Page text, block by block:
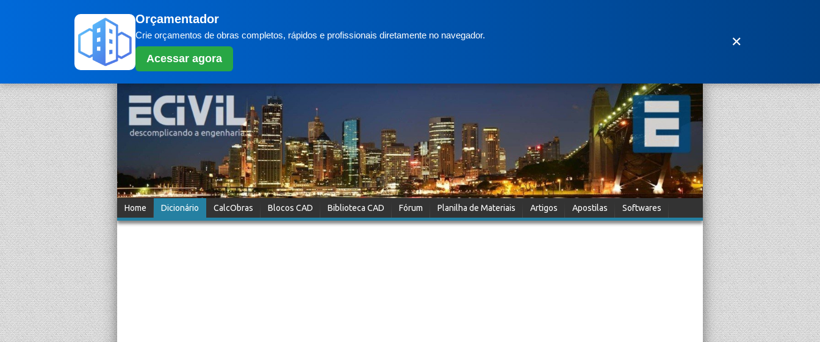
Orçamentador
Crie orçamentos de obras completos, rápidos e profissionais diretamente no navegador.
Acessar agora
✕
Home Dicionário CalcObras Blocos CAD Biblioteca CAD Fórum Planilha de Materiais Artigos Apostilas Softwares